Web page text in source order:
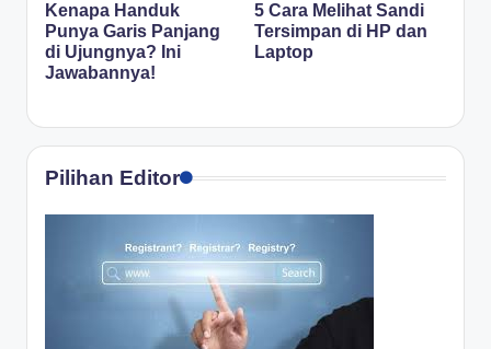
Kenapa Handuk
Punya Garis Panjang
di Ujungnya? Ini
Jawabannya!
5 Cara Melihat Sandi
Tersimpan di HP dan
Laptop
Pilihan Editor